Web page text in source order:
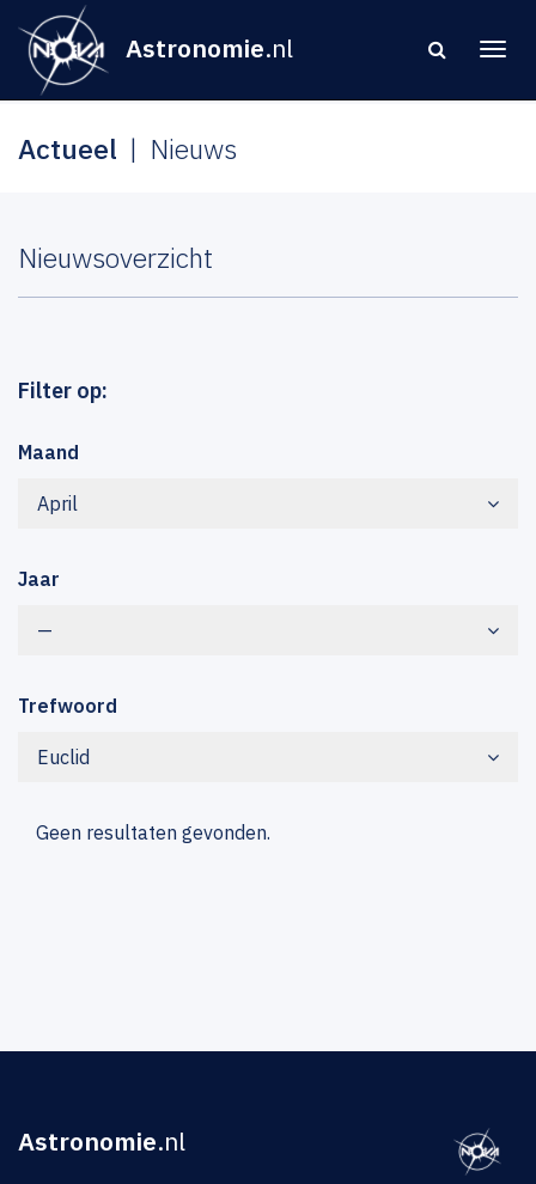
Astronomie.nl
Actueel Nieuws
Nieuwsoverzicht
Filter op:
Maand
April
Jaar
—
Trefwoord
Euclid
Geen resultaten gevonden.
Astronomie.nl